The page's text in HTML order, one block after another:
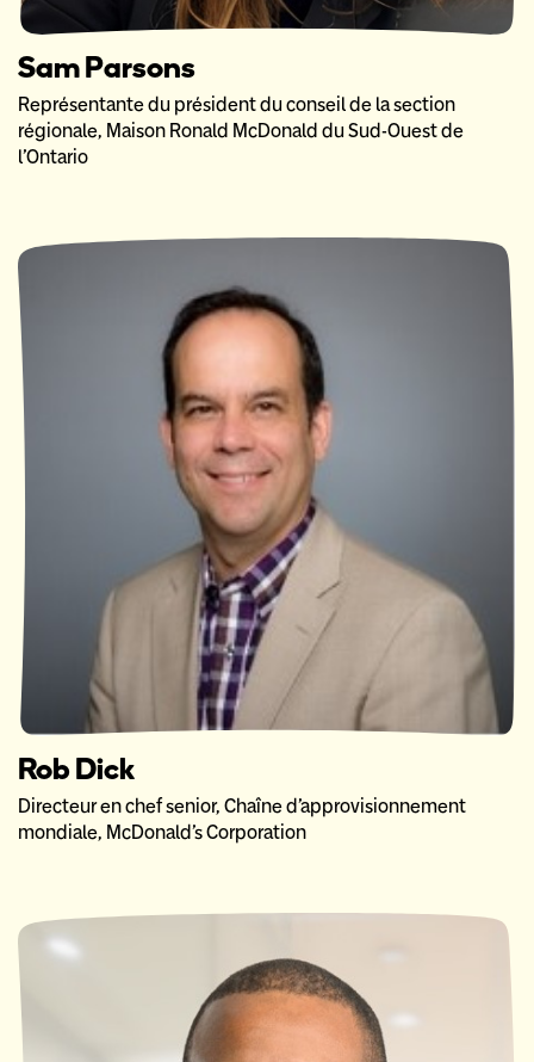
Sam Parsons
Représentante du président du conseil de la section
régionale, Maison Ronald McDonald du Sud-Ouest de
l’Ontario
Rob Dick
Directeur en chef senior, Chaîne d’approvisionnement
mondiale, McDonald’s Corporation